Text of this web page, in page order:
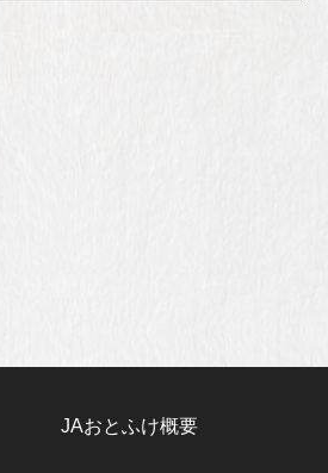
JAおとふけ概要